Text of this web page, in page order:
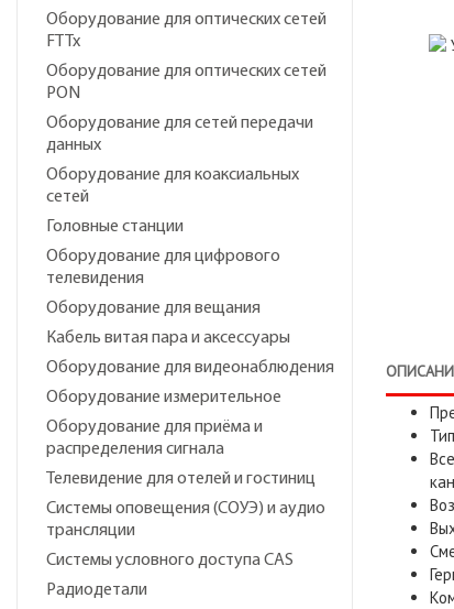
Оборудование для оптических сетей
FTTx
Оборудование для оптических сетей
PON
Оборудование для сетей передачи
данных
Оборудование для коаксиальных
сетей
Головные станции
Оборудование для цифрового
телевидения
Оборудование для вещания
Кабель витая пара и аксессуары
Оборудование для видеонаблюдения
Оборудование измерительное
Оборудование для приёма и
распределения сигнала
Телевидение для отелей и гостиниц
Системы оповещения (СОУЭ) и аудио
трансляции
Системы условного доступа CAS
Радиодетали